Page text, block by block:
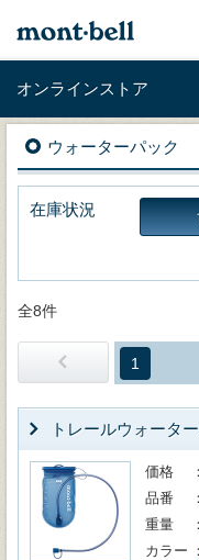
オンラインストア
ウォーターパック
在庫状況
全8件
1
トレールウォータ
価格
品番
重量
カラー